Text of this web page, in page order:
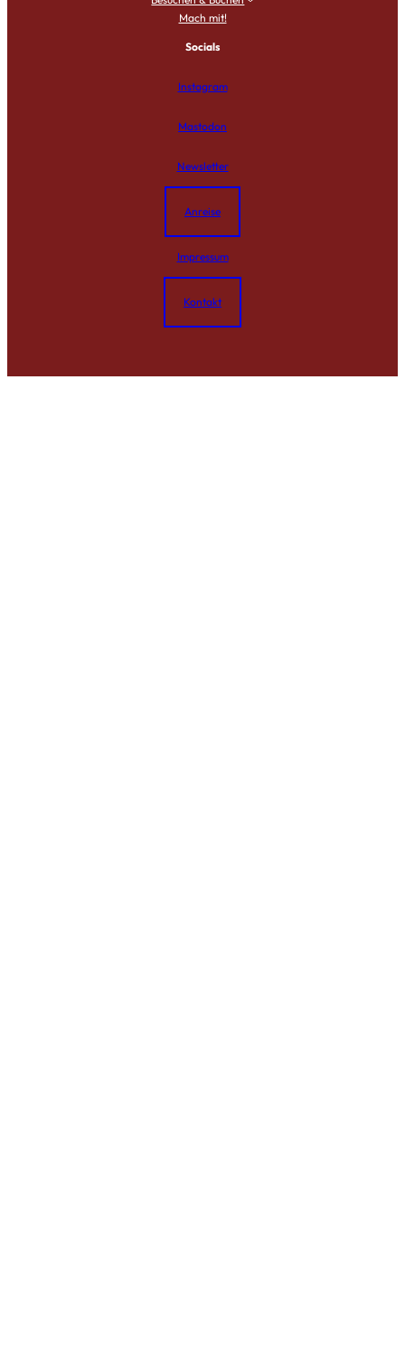
Mach mit!
Socials
Instagram
Mastodon
Newsletter
Anreise
Impressum
Kontakt